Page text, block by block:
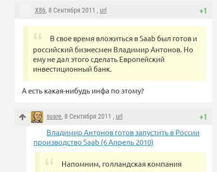
+1
X86, 8 Сентября 2011 , url
В свое время вложиться в Saab был готов и
российский бизнесмен Владимир Антонов. Но
ему не дал этого сделать Европейский
инвестиционный банк.
А есть какая-нибудь инфа по этому?
+1
suare, 8 Сентября 2011 , url
Владимир Антонов готов запустить в России
производство Saab (6 Апрель 2010)
Напомним, голландская компания